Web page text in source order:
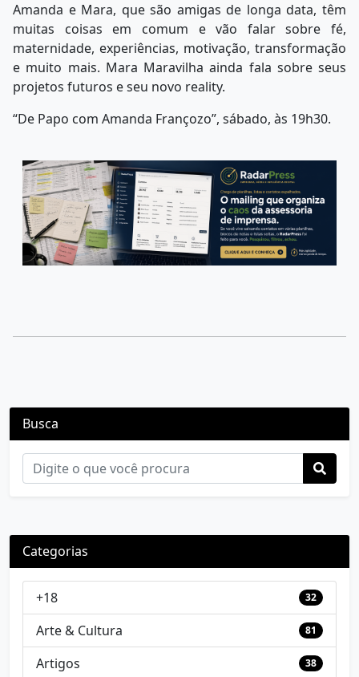
Amanda e Mara, que são amigas de longa data, têm
muitas coisas em comum e vão falar sobre fé,
maternidade, experiências, motivação, transformação
e muito mais. Mara Maravilha ainda fala sobre seus
projetos futuros e seu novo reality.
“De Papo com Amanda Françozo”, sábado, às 19h30.
Busca
Categorias
+18 32
Arte & Cultura 81
Artigos 38